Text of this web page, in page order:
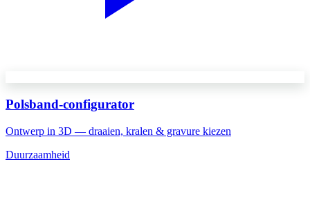
Polsband-configurator
Ontwerp in 3D — draaien, kralen & gravure kiezen
Duurzaamheid